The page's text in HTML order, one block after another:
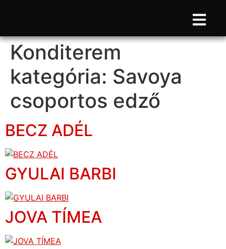
Konditerem
kategória: Savoya
csoportos edző
BECZ ADÉL
GYULAI BARBI
JOVA TÍMEA